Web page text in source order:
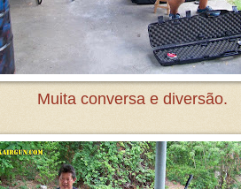
Muita conversa e diversão.